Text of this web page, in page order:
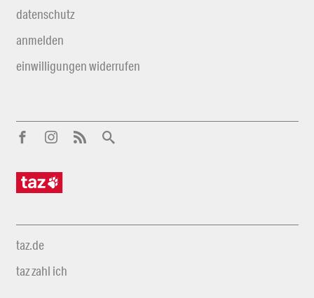
datenschutz
anmelden
einwilligungen widerrufen
taz.de
taz zahl ich